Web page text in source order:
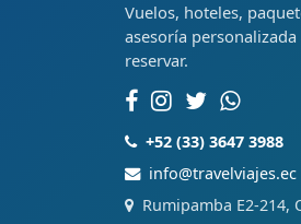
Vuelos, hoteles,
asesoría personalizada
reservar.
+52 (33) 3647 3988
info@travelviajes.ec
Rumipamba E2-214,